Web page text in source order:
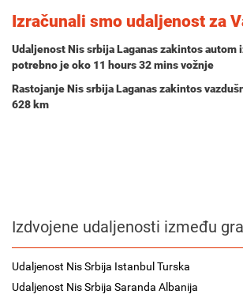
Izračunali smo udaljenost za
Udaljenost Nis srbija Laganas zakintos autom
potrebno je oko 11 hours 32 minsvožnje
Rastojanje Nis srbija Laganas zakintos
628 km
Izdvojene udaljenosti između
Udaljenost Nis Srbija Istanbul Turska
Udaljenost Nis Srbija Saranda Albanija